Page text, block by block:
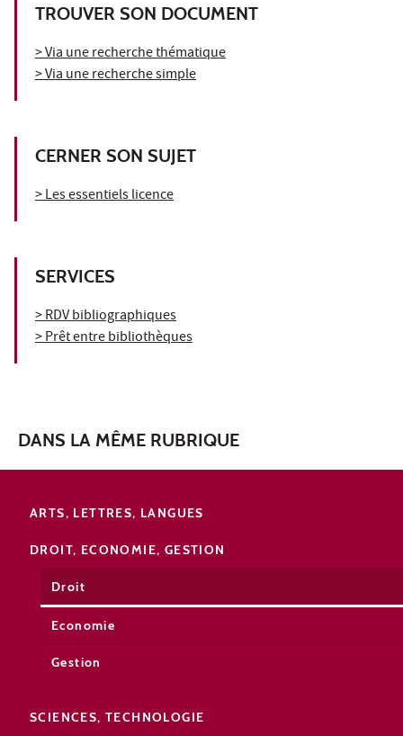
TROUVER SON DOCUMENT
> Via une recherche thématique
> Via une recherche simple
CERNER SON SUJET
> Les essentiels licence
SERVICES
> RDV bibliographiques
> Prêt entre bibliothèques
DANS LA MÊME RUBRIQUE
ARTS, LETTRES, LANGUES
DROIT, ECONOMIE, GESTION
Droit
Economie
Gestion
SCIENCES, TECHNOLOGIE